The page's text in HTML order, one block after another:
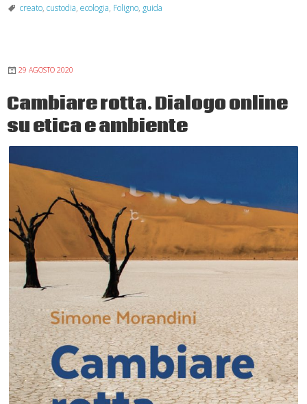
creato, custodia, ecologia, Foligno, guida
29 AGOSTO 2020
Cambiare rotta. Dialogo online
su etica e ambiente